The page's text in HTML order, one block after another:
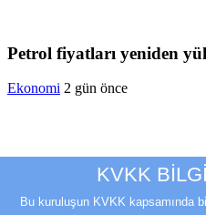
Petrol fiyatları yeniden
Ekonomi 2 gün önce
KVKK
Bu kuruluşun KVKK kapsamında